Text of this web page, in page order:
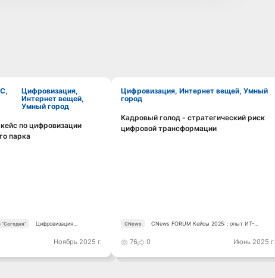
Цифровизация,
Интернет вещей,
Умный город
Смотреть видео
по цифровизации
парка
Цифровизация
Ноябрь 2025 г.
Цифровизация, Интернет вещей, Умный
город
Смотреть видео
Кадровый голод - стратегический риск
цифровой трансформации
CNews
CNews FORUM Кейсы 2025: : опыт ИТ-
76 0 Июнь 2025 г.